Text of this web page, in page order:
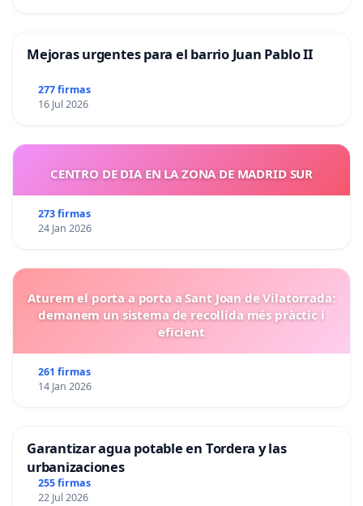
Mejoras urgentes para el barrio Juan Pablo II
277 firmas
16 Jul 2026
CENTRO DE DIA EN LA ZONA DE MADRID SUR
273 firmas
24 Jan 2026
Aturem el porta a porta a Sant Joan de Vilatorrada:
demanem un sistema de recollida més pràctic i
eficient
261 firmas
14 Jan 2026
Garantizar agua potable en Tordera y las
urbanizaciones
255 firmas
22 Jul 2026